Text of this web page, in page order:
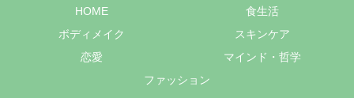
HOME
食生活
ボディメイク
スキンケア
恋愛
マインド・哲学
ファッション